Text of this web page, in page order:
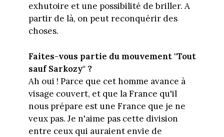
exhutoire et une possibilité de briller. A
partir de là, on peut reconquérir des
choses.
Faites-vous partie du mouvement "Tout
sauf Sarkozy" ?
Ah oui ! Parce que cet homme avance à
visage couvert, et que la France qu'il
nous prépare est une France que je ne
veux pas. Je n'aime pas cette division
entre ceux qui auraient envie de